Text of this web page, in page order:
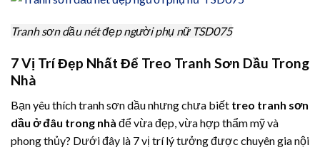
Tranh sơn dầu nét đẹp người phụ nữ TSD075
7 Vị Trí Đẹp Nhất Để Treo Tranh Sơn Dầu Trong
Nhà
Bạn yêu thích tranh sơn dầu nhưng chưa biết treo tranh sơn
dầu ở đâu trong nhà để vừa đẹp, vừa hợp thẩm mỹ và
phong thủy? Dưới đây là 7 vị trí lý tưởng được chuyên gia nội